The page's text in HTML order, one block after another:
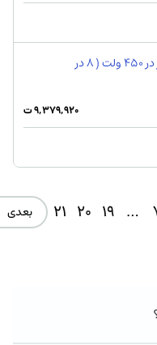
خازن 3فاز فشارضعیف، چینت، 10 کیلووار در 450 ولت ( 8 در
۹,۳۷۹,۹۲۰ت
…
19
20
21